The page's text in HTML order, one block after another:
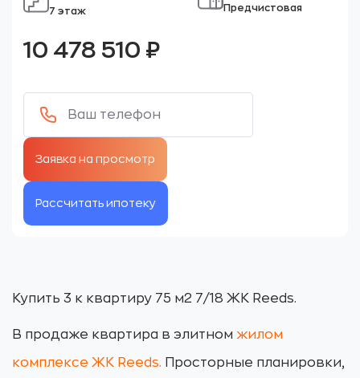
7 этаж Предчистовая
10 478 510 ₽
Рассчитать ипотеку
Купить 3 к квартиру 75 м2 7/18 ЖК Reeds.
В продаже квартира в элитном жилом
комплексе ЖК Reeds. Просторные планировки,